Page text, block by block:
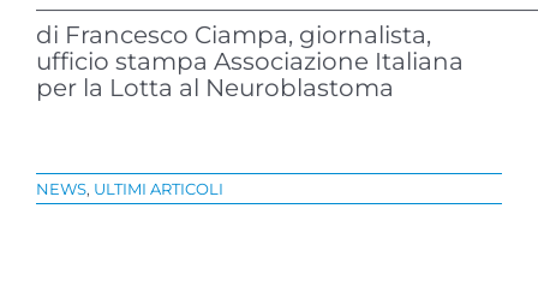
di Francesco Ciampa, giornalista,
ufficio stampa Associazione Italiana
per la Lotta al Neuroblastoma
NEWS, ULTIMI ARTICOLI